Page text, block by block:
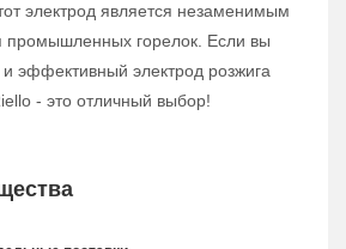
электрод является незаменимым
промышленных горелок. Если вы
эффективный электрод розжига
- это отличный выбор!